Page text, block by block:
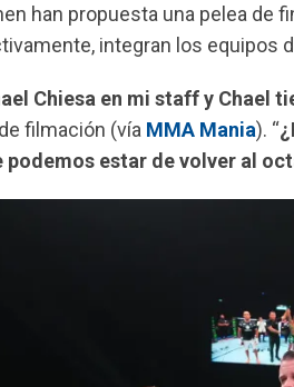
a
m
han propuesta una pelea de
integran los equipos
Chiesa en mi staff y Chael
filmación (vía MMA Mania). “
podemos estar de volver al